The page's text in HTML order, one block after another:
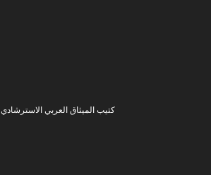
كتيب الميثاق العربي الاسترشادي